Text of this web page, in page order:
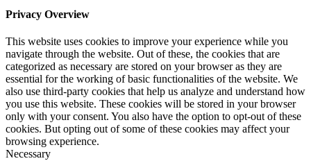
Privacy Overview
This website uses cookies to improve your experience while you
navigate through the website. Out of these, the cookies that are
categorized as necessary are stored on your browser as they are
essential for the working of basic functionalities of the website. We
also use third-party cookies that help us analyze and understand how
you use this website. These cookies will be stored in your browser
only with your consent. You also have the option to opt-out of these
cookies. But opting out of some of these cookies may affect your
browsing experience.
Necessary